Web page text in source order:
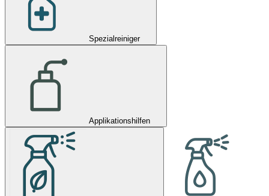
Spezialreiniger
Applikationshilfen